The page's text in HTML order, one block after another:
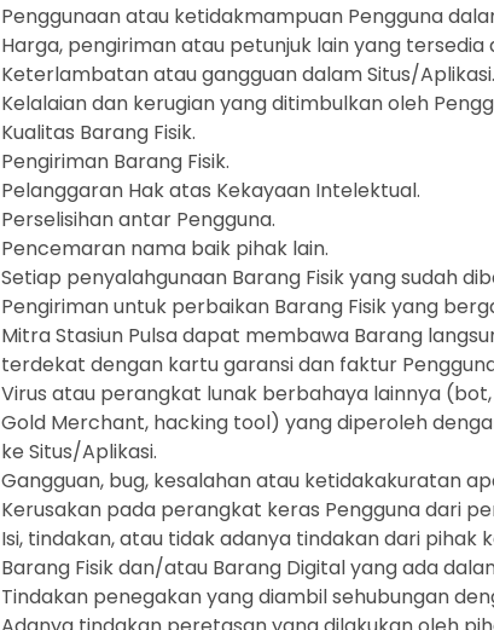
Penggunaan atau ketidakmampuan Pengguna
Harga, pengiriman atau petunjuk lain yang tersedia
Keterlambatan atau gangguan dalam Situs/Aplikasi.
Kelalaian dan kerugian yang ditimbulkan oleh
Kualitas Barang Fisik.
Pengiriman Barang Fisik.
Pelanggaran Hak atas Kekayaan Intelektual.
Perselisihan antar Pengguna.
Pencemaran nama baik pihak lain.
Setiap penyalahgunaan Barang Fisik yang sudah
Pengiriman untuk perbaikan Barang Fisik yang
Mitra Stasiun Pulsa dapat membawa Barang
terdekat dengan kartu garansi dan faktur
Virus atau perangkat lunak berbahaya lainnya
Gold Merchant, hacking tool) yang diperoleh
ke Situs/Aplikasi.
Gangguan, bug, kesalahan atau ketidakakuratan
Kerusakan pada perangkat keras Pengguna dari
Isi, tindakan, atau tidak adanya tindakan dari
Barang Fisik dan/atau Barang Digital yang ada
Tindakan penegakan yang diambil sehubungan